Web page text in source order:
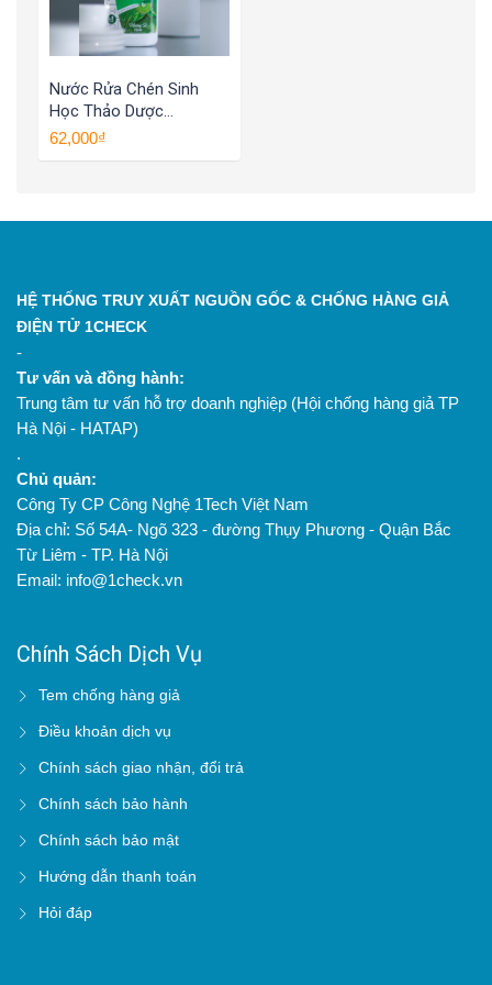
Nước Rửa Chén Sinh
Học Thảo Dược
BioClean X2, Hương Sả,
62,000₫
HỆ THỐNG TRUY XUẤT NGUỒN GỐC & CHỐNG HÀNG GIẢ
ĐIỆN TỬ 1CHECK
-
Tư vấn và đồng hành:
Trung tâm tư vấn hỗ trợ doanh nghiệp (Hội chống hàng giả TP
Hà Nội - HATAP)
.
Chủ quản:
Công Ty CP Công Nghệ 1Tech Việt Nam
Địa chỉ: Số 54A- Ngõ 323 - đường Thụy Phương - Quận Bắc
Từ Liêm - TP. Hà Nội
Email: info@1check.vn
Chính Sách Dịch Vụ
Tem chống hàng giả
Điều khoản dịch vụ
Chính sách giao nhận, đổi trả
Chính sách bảo hành
Chính sách bảo mật
Hướng dẫn thanh toán
Hỏi đáp